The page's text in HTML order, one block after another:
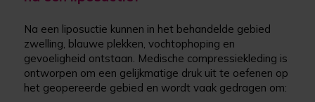
Na een liposuctie kunnen in het behandelde gebied
zwelling, blauwe plekken, vochtophoping en
gevoeligheid ontstaan. Medische compressiekleding is
ontworpen om een gelijkmatige druk uit te oefenen op
het geopereerde gebied en wordt vaak gedragen om: